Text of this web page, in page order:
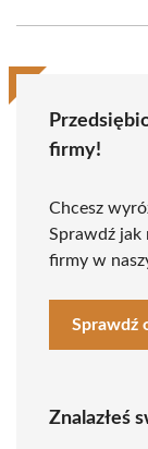
firmy!
Chcesz
Sprawdź
firmy w
Sprawdź
Znalazłeś